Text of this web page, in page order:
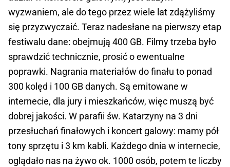
wyzwaniem, ale do tego przez wiele lat zdążyliśmy
się przyzwyczaić. Teraz nadesłane na pierwszy etap
festiwalu dane: obejmują 400 GB. Filmy trzeba było
sprawdzić technicznie, prosić o ewentualne
poprawki. Nagrania materiałów do finału to ponad
300 kolęd i 100 GB danych. Są emitowane w
internecie, dla jury i mieszkańców, więc muszą być
dobrej jakości. W parafii św. Katarzyny na 3 dni
przesłuchań finałowych i koncert galowy: mamy pół
tony sprzętu i 3 km kabli. Każdego dnia w internecie,
oglądało nas na żywo ok. 1000 osób, potem te liczby